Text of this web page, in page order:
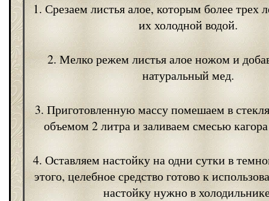
1. Срезаем листья алое, которым более трех
их холодной водой.
2. Мелко режем листья алое ножом и
натуральный мед.
3. Приготовленную массу помешаем в
объемом 2 литра и заливаем смесью
4. Оставляем настойку на одни сутки в
этого, целебное средство готово к
настойку нужно в